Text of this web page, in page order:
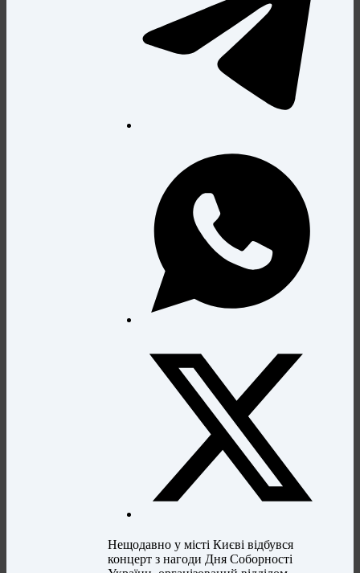
Нещодавно у місті Києві відбувся
концерт з нагоди Дня Соборності